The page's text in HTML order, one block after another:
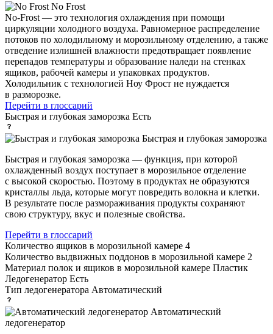
No Frost
No-Frost — это технология охлаждения при помощи
циркуляции холодного воздуха. Равномерное распределение
потоков по холодильному и морозильному отделению, а также
отведение излишней влажности предотвращает появление
перепадов температуры и образование наледи на стенках
ящиков, рабочей камеры и упаковках продуктов.
Холодильник с технологией Ноу Фрост не нуждается
в разморозке.
Перейти в глоссарий
Быстрая и глубокая заморозка Есть
Быстрая и глубокая заморозка
Быстрая и глубокая заморозка — функция, при которой
охлажденный воздух поступает в морозильное отделение
с высокой скоростью. Поэтому в продуктах не образуются
кристаллы льда, которые могут повредить волокна и клетки.
В результате после размораживания продукты сохраняют
свою структуру, вкус и полезные свойства.
Перейти в глоссарий
Количество ящиков в морозильной камере 4
Количество выдвижных поддонов в морозильной камере 2
Материал полок и ящиков в морозильной камере Пластик
Ледогенератор Есть
Тип ледогенератора Автоматический
Автоматический
ледогенератор